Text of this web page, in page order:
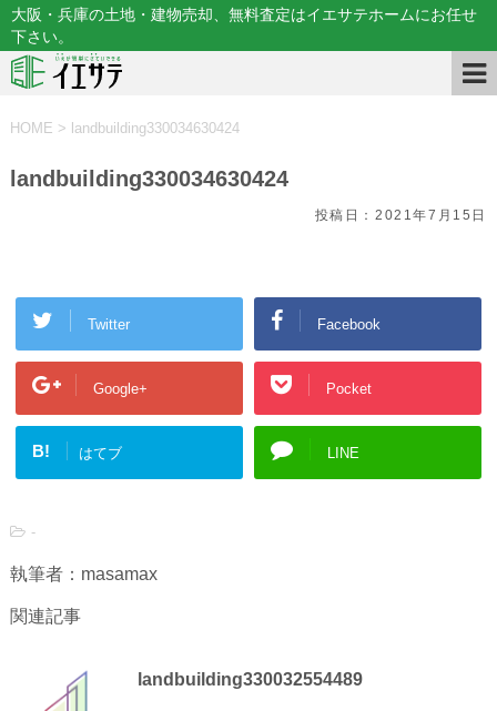
大阪・兵庫の土地・建物売却、無料査定はイエサテホームにお任せ
下さい。
HOME > landbuilding330034630424
landbuilding330034630424
投稿日：2021年7月15日
Twitter Facebook
Google+ Pocket
B! はてブ LINE
-
執筆者：masamax
関連記事
landbuilding330032554489